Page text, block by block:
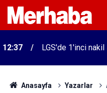
12:37 LGS'de 1'inci nakil
Anasayfa Yazarlar